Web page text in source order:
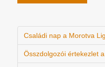
Családi nap a Morotva
Összdolgozói értekezlet